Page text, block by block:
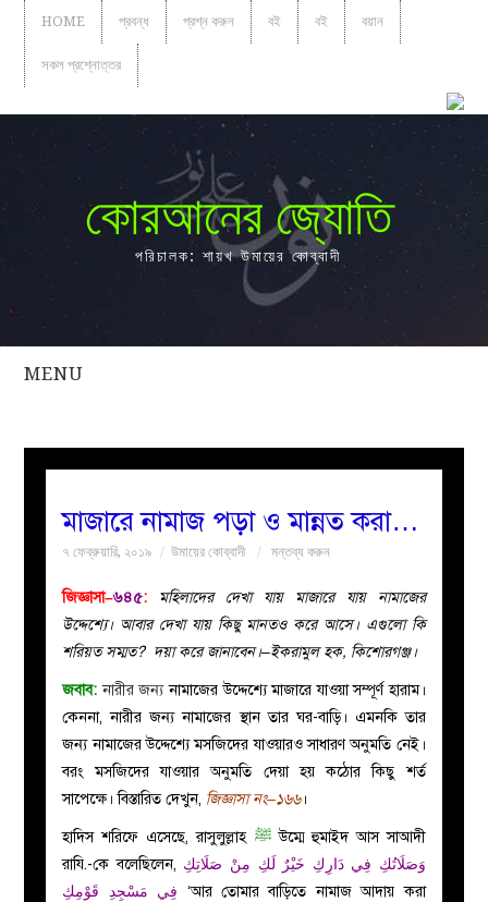
HOME প্রবন্ধ প্রশ্ন করুন বই বই বয়ান
সকল প্রশ্নোত্তর
কোরআনের জ্যোতি
পরিচালক: শায়খ উমায়ের কোব্বাদী
MENU
সকল
নারীদের
পাতা
করুন
মাজারে নামাজ পড়া ও মান্নত করা…
৭ ফেব্রুয়ারি, ২০১৯ উমায়ের কোব্বাদী মন্তব্য করুন
জিজ্ঞাসা–৬৪৫:
মহিলাদের দেখা যায় মাজারে যায় নামাজের
উদ্দেশ্যে। আবার দেখা যায় কিছু মানতও করে আসে। এগুলো কি
শরিয়ত সম্মত? দয়া করে জানাবেন।–ইকরামুল হক, কিশোরগঞ্জ।
জবাব:নারীর জন্যনামাজের উদ্দেশ্যে মাজারে যাওয়া সম্পূর্ণ হারাম।
কেননা, নারীর জন্য নামাজের স্থান তার ঘর-বাড়ি। এমনকি তার
জন্য নামাজের উদ্দেশ্যে মসজিদের যাওয়ারও সাধারণ অনুমতি নেই।
বরং মসজিদের যাওয়ার অনুমতি দেয়া হয় কঠোর কিছু শর্ত
সাপেক্ষে। বিস্তারিত দেখুন, জিজ্ঞাসা নং–১৬৬।
হাদিস শরিফে এসেছে, রাসুলুল্লাহ ﷺউম্মে হুমাইদ আস সাআদী
রাযি.-কে বলেছিলেন, وَصَلَاتُكِ فِي دَارِكِ خَيْرٌ لَكِ مِنْ صَلَاتِكِ
فِي مَسْجِدِ قَوْمِكِ ‘আর তোমার বাড়িতে নামাজ আদায় করা